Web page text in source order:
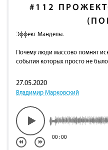
#112
Эффект Манделы.
Почему люди массово помнят
события которых просто не
27.05.2020
Владимир Марковский
00:00